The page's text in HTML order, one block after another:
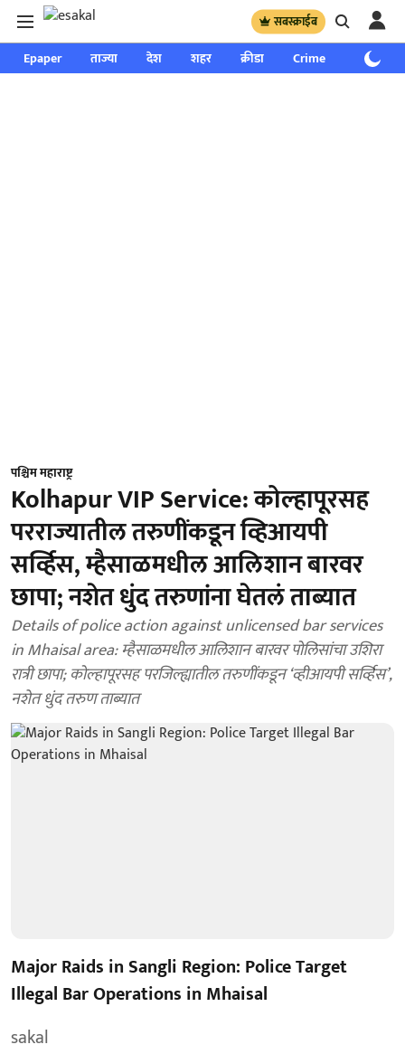
सबस्क्राईब
Epaper ताज्या देश शहर क्रीडा Crime साप्ताहिक
पश्चिम महाराष्ट्र
Kolhapur VIP Service: कोल्हापूरसह
परराज्यातील तरुणींकडून व्हिआयपी
सर्व्हिस, म्हैसाळमधील आलिशान बारवर
छापा; नशेत धुंद तरुणांना घेतलं ताब्यात
Details of police action against unlicensed bar services
in Mhaisal area: म्हैसाळमधील आलिशान बारवर पोलिसांचा उशिरा
रात्री छापा; कोल्हापूरसह परजिल्ह्यातील तरुणींकडून ‘व्हीआयपी सर्व्हिस’,
नशेत धुंद तरुण ताब्यात
Major Raids in Sangli Region: Police Target
Illegal Bar Operations in Mhaisal
sakal